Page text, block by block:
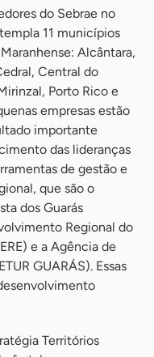
do Sebrae no
11 municípios
Alcântara,
Central do
Porto Rico e
empresas estão
importante
das lideranças
de gestão e
que são o
dos Guarás
Regional do
e a Agência de
GUARÁS). Essas
Territórios